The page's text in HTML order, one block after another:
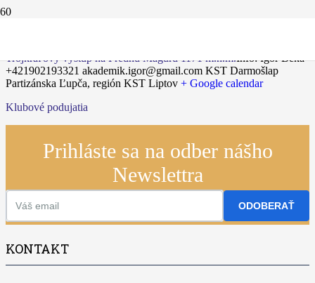
Trojkráľový výstup na Prednú Maguru 1171 m.n.m.Info: Igor Beka
+421902193321 akademik.igor@gmail.com KST Darmošlap
Partizánska Ľupča, región KST Liptov + Google calendar
Klubové podujatia
Prihláste sa na odber nášho
Newslettra
ODOBERAŤ
KONTAKT